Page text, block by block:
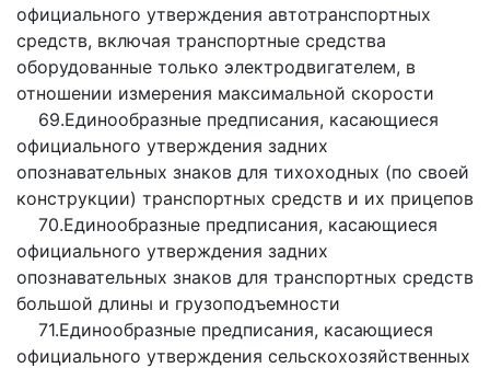
официального утверждения автотранспортных
средств, включая транспортные средства
оборудованные только электродвигателем, в
отношении измерения максимальной скорости
69.Единообразные предписания, касающиеся
официального утверждения задних
опознавательных знаков для тихоходных (по своей
конструкции) транспортных средств и их прицепов
70.Единообразные предписания, касающиеся
официального утверждения задних
опознавательных знаков для транспортных средств
большой длины и грузоподъемности
71.Единообразные предписания, касающиеся
официального утверждения сельскохозяйственных